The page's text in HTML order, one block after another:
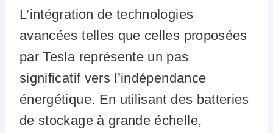
L’intégration de technologies
avancées telles que celles proposées
par Tesla représente un pas
significatif vers l’indépendance
énergétique. En utilisant des batteries
de stockage à grande échelle,